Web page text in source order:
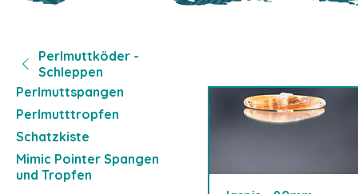
Perlmuttköder -
Schleppen
Perlmuttspangen
Perlmutttropfen
Schatzkiste
Mimic Pointer Spangen
und Tropfen